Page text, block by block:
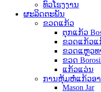
ທົວໂຮງງານ
ຜະລິດຕະພັນ
ຂວດແກ້ວ
ຕຸກແກ້ວ
ຂວດແກ້ວແ
ຂວດແຫຼວທ
ຂວດ
ແກ້ວແວ່ນ
ການຫຸ້ມຫໍ່ແກ້ວອ
Mason Jar